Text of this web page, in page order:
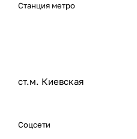
Станция метро
ст.м. Киевская
Соцсети